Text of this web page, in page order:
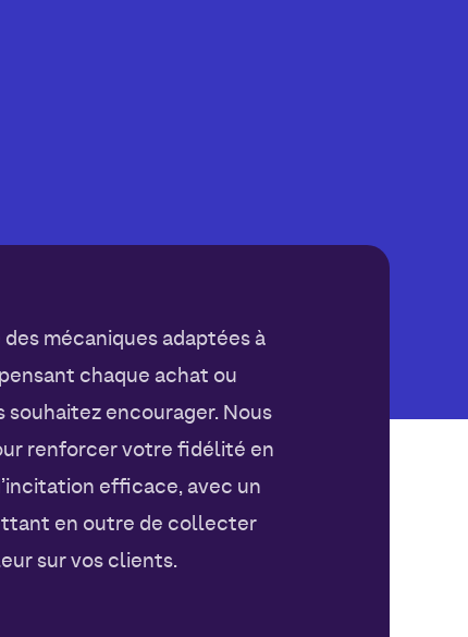
mécaniques adaptées à
chaque achat ou
encourager. Nous
renforcer votre fidélité en
efficace, avec un
en outre de collecter
sur vos clients.